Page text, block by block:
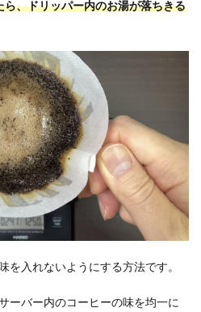
、ドリッパー内のお湯が落ちきる
を入れないようにする方法です。
ーバー内のコーヒーの味を均一に